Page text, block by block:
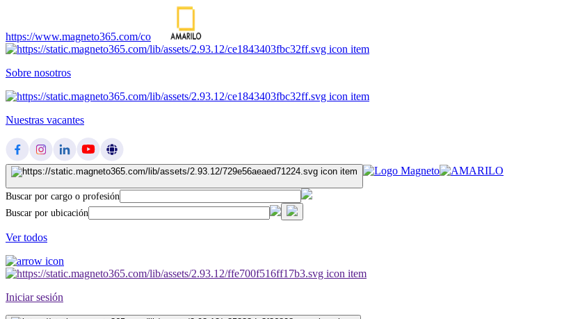
https://www.magneto365.com/co
Sobre nosotros
Nuestras vacantes
Buscar por cargo o profesión
Buscar por ubicación
Ver todos
Iniciar sesión